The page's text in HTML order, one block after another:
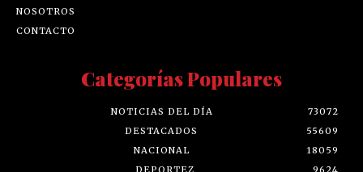
NOSOTROS
CONTACTO
Categorías Populares
NOTICIAS DEL DÍA
73072
DESTACADOS
55609
NACIONAL
18059